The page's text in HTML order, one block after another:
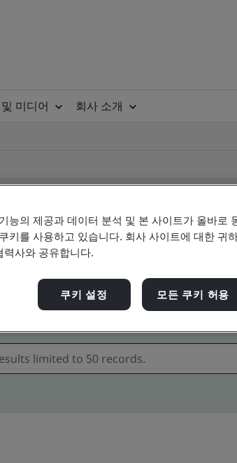
미디어
회사 소개
- Validation and Verification,
능의 제공과 데이터 분석 및 본 사이트가 올바로
키를 사용하고 있습니다. 회사 사이트에 대한 귀
력사와 공유합니다.
쿠키 설정 모든 쿠키 허용